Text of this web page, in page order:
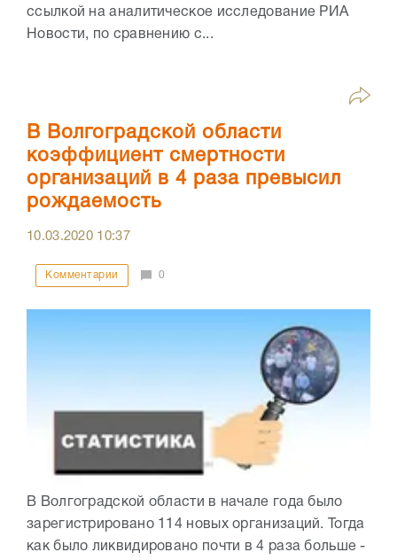
ссылкой на аналитическое исследование РИА
Новости, по сравнению с...
В Волгоградской области
коэффициент смертности
организаций в 4 раза превысил
рождаемость
10.03.2020 10:37
Комментарии 0
В Волгоградской области в начале года было
зарегистрировано 114 новых организаций. Тогда
как было ликвидировано почти в 4 раза больше -